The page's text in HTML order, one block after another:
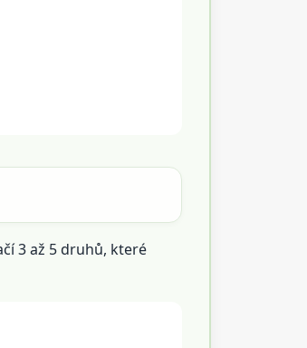
3 až 5 druhů, které